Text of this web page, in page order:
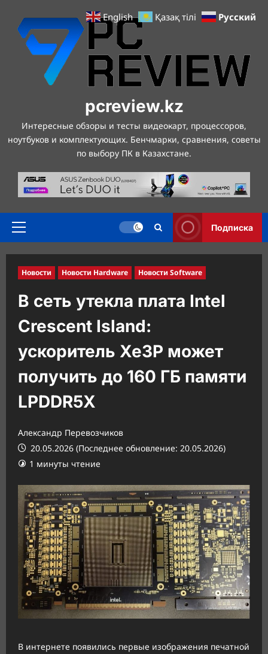
содержимому
pcreview.kz
Интересные обзоры и тесты видеокарт, процессоров,
ноутбуков и комплектующих. Бенчмарки, сравнения, советы
по выбору ПК в Казахстане.
Основное
Подписка
Новости Новости Hardware Новости Software
В сеть утекла плата Intel
Crescent Island:
ускоритель Xe3P может
получить до 160 ГБ памяти
LPDDR5X
Александр Перевозчиков
20.05.2026 (Последнее обновление: 20.05.2026)
1 минуты чтение
В интернете появились первые изображения печатной
English Қазақ тілі Русский